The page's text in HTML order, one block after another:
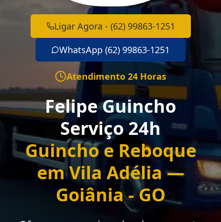
Ligar Agora - (62) 99863-1251
WhatsApp (62) 99863-1251
Atendimento 24 Horas
Felipe Guincho
Serviço 24h
Guincho e Reboque
em Vila Adélia —
Goiânia - GO